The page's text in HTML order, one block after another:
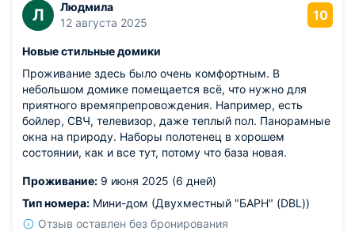
Л
Людмила
12 августа 2025
10
Новые стильные домики
Проживание здесь было очень комфортным. В
небольшом домике помещается всё, что нужно для
приятного времяпрепровождения. Например, есть
бойлер, СВЧ, телевизор, даже теплый пол. Панорамные
окна на природу. Наборы полотенец в хорошем
состоянии, как и все тут, потому что база новая.
Проживание: 9 июня 2025 (6 дней)
Тип номера: Мини-дом (Двухместный "БАРН" (DBL))
Отзыв оставлен без бронирования